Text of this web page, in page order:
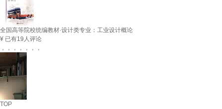
全国高等院校统编教材·设计类专业：工业设计概论
¥ 已有19人评论
，，，，，，，
TOP